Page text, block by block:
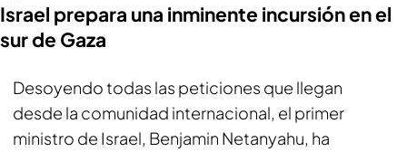
Israel prepara una inminente incursión en el
sur de Gaza
Desoyendo todas las peticiones que llegan
desde la comunidad internacional, el primer
ministro de Israel, Benjamin Netanyahu, ha